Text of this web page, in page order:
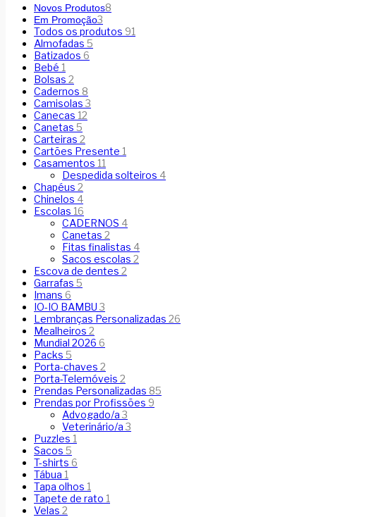
Novos Produtos8
Em Promoção3
Todos os produtos 91
Almofadas 5
Batizados 6
Bebé 1
Bolsas 2
Cadernos 8
Camisolas3
Canecas 12
Canetas 5
Carteiras 2
Cartões Presente 1
Casamentos 11
Despedida solteiros 4
Chapéus 2
Chinelos 4
Escolas 16
CADERNOS 4
Canetas 2
Fitas finalistas 4
Sacos escolas 2
Escova de dentes 2
Garrafas 5
Imans 6
IO-IO BAMBU3
Lembranças Personalizadas 26
Mealheiros 2
Mundial 2026 6
Packs 5
Porta-chaves 2
Porta-Telemóveis 2
Prendas Personalizadas 85
Prendas por Profissões 9
Advogado/a3
Veterinário/a3
Puzzles 1
Sacos 5
T-shirts 6
Tábua 1
Tapa olhos 1
Tapete de rato 1
Velas 2